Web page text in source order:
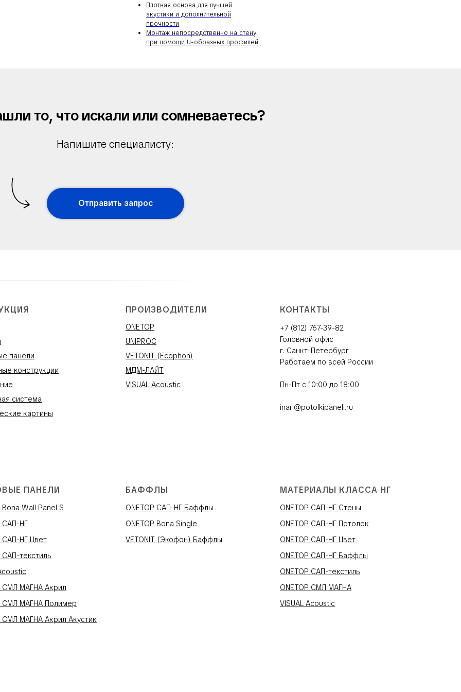
Плотная основа для лучшей
акустики и дополнительной
прочности
Монтаж непосредственно на стену
при помощи U-образных профилей
то, что искали или сомневаетесь?
Напишите специалисту:
Отправить запрос
панели
конструкции
система
картины
ПРОИЗВОДИТЕЛИ
ONETOP
UNIPROC
VETONIT (Ecophon)
МДМ-ЛАЙТ
VISUAL Acoustic
КОНТАКТЫ
+7 (812) 767-39-82
Головной офис
г. Санкт-Петербург
Работаем по всей России
Пн-Пт с 10:00 до 18:00
inari@potolkipaneli.ru
ПАНЕЛИ
Bona Wall Panel S
САП-НГ
САП-НГ Цвет
САП-текстиль
СМЛ МАГНА Акрил
СМЛ МАГНА Полимер
СМЛ МАГНА Акрил Акустик
БАФФЛЫ
ONETOP САП-НГ Баффлы
ONETOP Bona Single
VETONIT (Экофон) Баффлы
МАТЕРИАЛЫ КЛАССА НГ
ONETOP САП-НГ Стены
ONETOP САП-НГ Потолок
ONETOP САП-НГ Цвет
ONETOP САП-НГ Баффлы
ONETOP САП-текстиль
ONETOP СМЛ МАГНА
VISUAL Acoustic